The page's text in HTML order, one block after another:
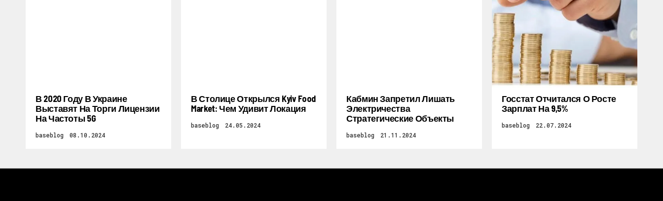
В 2020 Году В Украине
Выставят На Торги Лицензии
На Частоты 5G
baseblog 08.10.2024
В Столице Открылся Kyiv Food
Market: Чем Удивит Локация
baseblog 24.05.2024
Кабмин Запретил Лишать
Электричества
Стратегические Объекты
baseblog 21.11.2024
Госстат Отчитался О Росте
Зарплат На 9,5%
baseblog 22.07.2024